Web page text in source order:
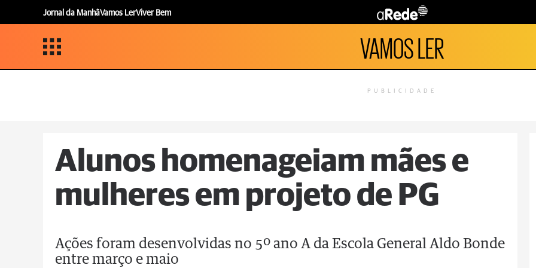
Jornal da ManhãVamos LerViver Bem
VAMOS LER
PUBLICIDADE
Alunos homenageiam mães e
mulheres em projeto de PG
Ações foram desenvolvidas no 5º ano A da Escola General Aldo Bonde
entre março e maio